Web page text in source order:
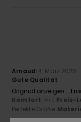
Arnaud14. März 2026
Gute Qualität
Original anzeigen -
Komfort: 4/5 Preis-
Perfekte Größe